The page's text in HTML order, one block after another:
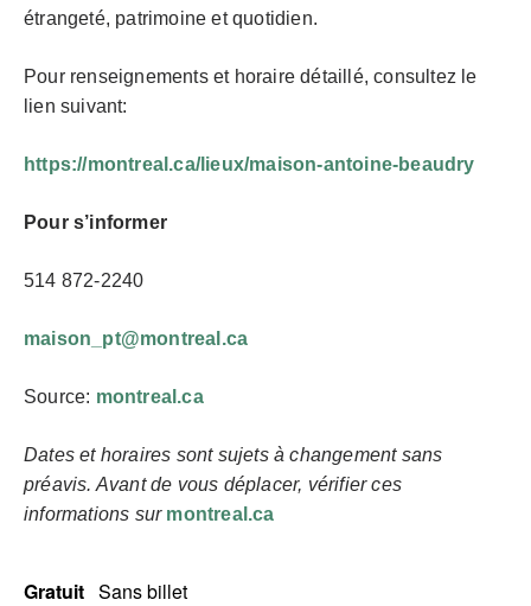
étrangeté, patrimoine et quotidien.
Pour renseignements et horaire détaillé, consultez le
lien suivant:
https://montreal.ca/lieux/maison-antoine-beaudry
Pour s’informer
514 872-2240
maison_pt@montreal.ca
Source: montreal.ca
Dates et horaires sont sujets à changement sans
préavis. Avant de vous déplacer, vérifier ces
informations sur montreal.ca
Gratuit Sans billet